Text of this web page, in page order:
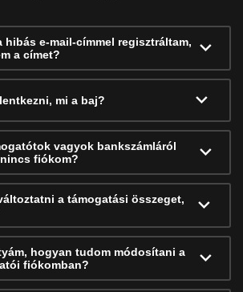
hibás e-mail-címmel regisztráltam,
a címet?
mi a baj?
vagyok bankszámláról
fiókom?
a támogatási összeget,
hogyan tudom módosítani a
fiókomban?